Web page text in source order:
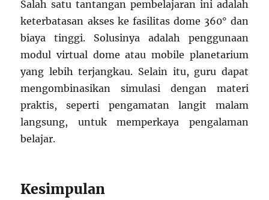
Salah satu tantangan pembelajaran ini adalah
keterbatasan akses ke fasilitas dome 360° dan
biaya tinggi. Solusinya adalah penggunaan
modul virtual dome atau mobile planetarium
yang lebih terjangkau. Selain itu, guru dapat
mengombinasikan simulasi dengan materi
praktis, seperti pengamatan langit malam
langsung, untuk memperkaya pengalaman
belajar.
Kesimpulan